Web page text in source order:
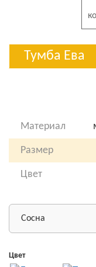
Тумба Ева
Материал
Размер
Цвет
Сосна
Цвет